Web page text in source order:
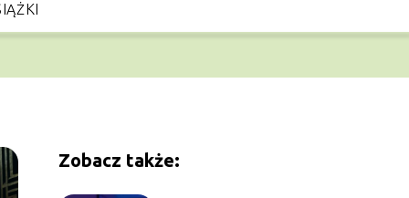
Zobacz także: